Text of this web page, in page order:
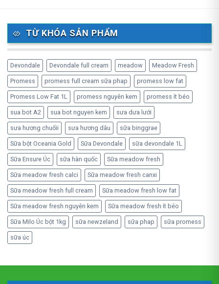
TỪ KHÓA SẢN PHẨM
Devondale Devondale full cream meadow Meadow Fresh
Promess promess full cream sữa phap promess low fat
Promess Low Fat 1L promess nguyên kem promess ít béo
sua bot A2 sua bot nguyen kem sưa dưa lưới
sưa hương chuốii sưa hương dâu sữa binggrae
Sữa bột Oceania Gold Sữa Devondale sữa devondale 1L
Sữa Ensure Úc sữa hàn quốc Sữa meadow fresh
Sữa meadow fresh calci Sữa meadow fresh canxi
Sữa meadow fresh full cream Sữa meadow fresh low fat
Sữa meadow fresh nguyên kem Sữa meadow fresh ít béo
Sữa Milo Úc bột 1kg sữa newzeland sữa phap sữa promess
sữa úc